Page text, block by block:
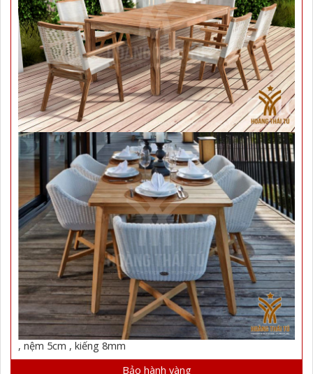
, nệm 5cm , kiếng 8mm
Bảo hành vàng